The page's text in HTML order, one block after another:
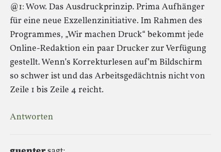
@1: Wow. Das Ausdruckprinzip. Prima Aufhänger
für eine neue Exzellenzinitiative. Im Rahmen des
Programmes, „Wir machen Druck“ bekommt jede
Online-Redaktion ein paar Drucker zur Verfügung
gestellt. Wenn’s Korrekturlesen auf’m Bildschirm
so schwer ist und das Arbeitsgedächtnis nicht von
Zeile 1 bis Zeile 4 reicht.
Antworten